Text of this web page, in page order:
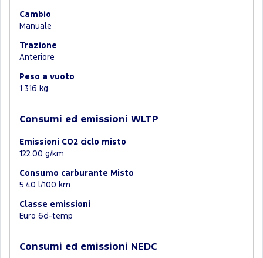
Cambio
Manuale
Trazione
Anteriore
Peso a vuoto
1.316 kg
Consumi ed emissioni WLTP
Emissioni CO2 ciclo misto
122.00 g/km
Consumo carburante Misto
5.40 l/100 km
Classe emissioni
Euro 6d-temp
Consumi ed emissioni NEDC